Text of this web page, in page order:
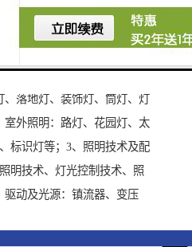
罗照明照参展内容包括：
、落地灯、装饰灯、筒灯、灯
室外照明：路灯、花园灯、太
标识灯等；3、照明技术及配
明技术、灯光控制技术、照
驱动及光源：镇流器、变压